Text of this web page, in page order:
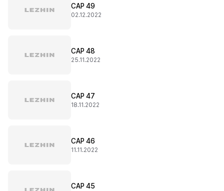
CAP 49
02.12.2022
CAP 48
25.11.2022
CAP 47
18.11.2022
CAP 46
11.11.2022
CAP 45